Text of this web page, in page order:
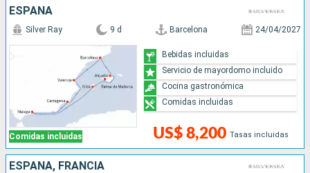
ESPAÑA
Comidas incluidas
Silver Ray 9 d Barcelona 24/04/2027
US$ 8,200 Tasas incluidas
Bebidas incluidas
Servicio de mayordomo incluido
Cocina gastronómica
Comidas incluidas
ESPAÑA, FRANCIA